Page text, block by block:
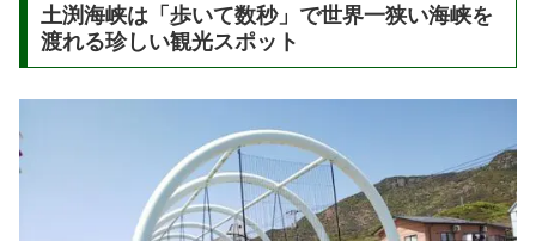
土渕海峡は「歩いて数秒」で世界一狭い海峡を
渡れる珍しい観光スポット